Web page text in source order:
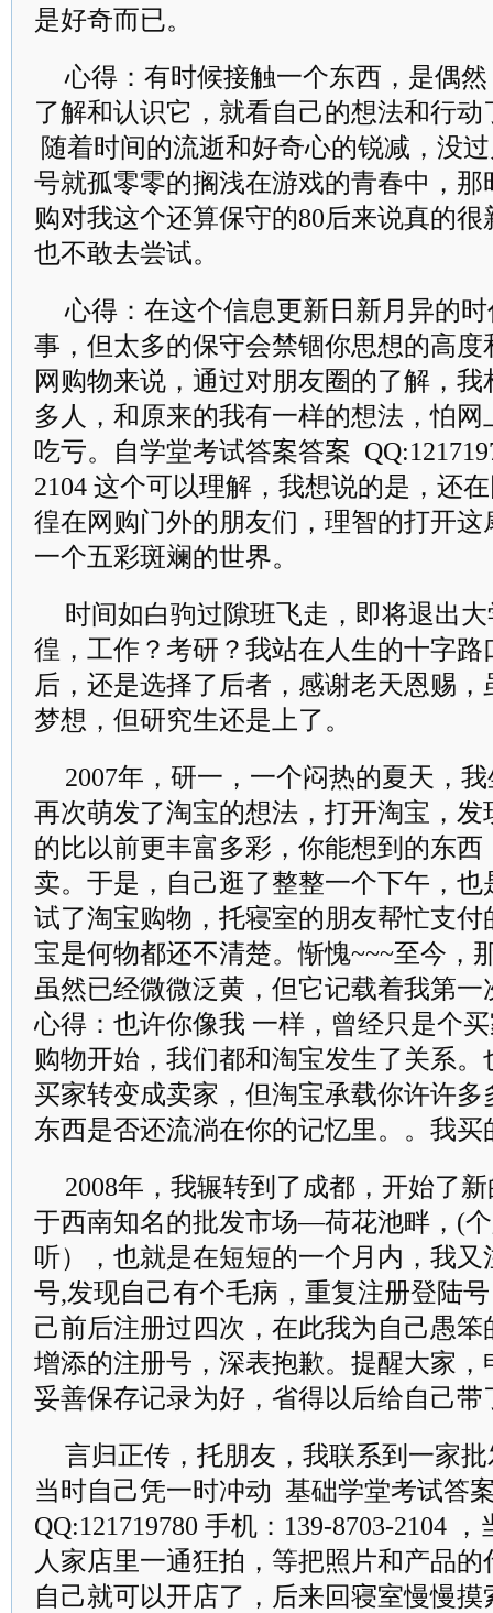
是好奇而已。
心得：有时候接触一个东西，是偶
了解和认识它，就看自己的想法和行动
随着时间的流逝和好奇心的锐减，没
号就孤零零的搁浅在游戏的青春中，
购对我这个还算保守的80后来说真的
也不敢去尝试。
心得：在这个信息更新日新月异的
事，但太多的保守会禁锢你思想的高
网购物来说，通过对朋友圈的了解，
多人，和原来的我有一样的想法，怕
吃亏。自学堂考试答案答案
2104 这个可以理解，我想说的是，还
徨在网购门外的朋友们，理智的打开
一个五彩斑斓的世界。
时间如白驹过隙班飞走，即将退出
徨，工作？考研？我站在人生的十字
后，还是选择了后者，感谢老天恩赐
梦想，但研究生还是上了。
2007年，研一，一个闷热的夏天，
再次萌发了淘宝的想法，打开淘宝，
的比以前更丰富多彩，你能想到的东
卖。于是，自己逛了整整一个下午，
试了淘宝购物，托寝室的朋友帮忙支
宝是何物都还不清楚。惭愧~~~至今，
虽然已经微微泛黄，但它记载着我第
心得：也许你像我 一样，曾经只是个
购物开始，我们都和淘宝发生了关系
买家转变成卖家，但淘宝承载你许许
东西是否还流淌在你的记忆里。。我
2008年，我辗转到了成都，开始了
于西南知名的批发市场—荷花池畔，(
听），也就是在短短的一个月内，我
号,发现自己有个毛病，重复注册登陆
己前后注册过四次，在此我为自己愚
增添的注册号，深表抱歉。提醒大家
妥善保存记录为好，省得以后给自己带
言归正传，托朋友，我联系到一家
当时自己凭一时冲动 基础学堂考试答
QQ:121719780 手机：139-8703-2104
人家店里一通狂拍，等把照片和产品
自己就可以开店了，后来回寝室慢慢